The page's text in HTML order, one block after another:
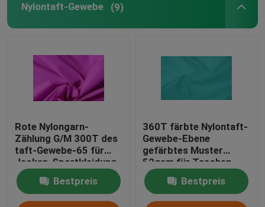
Überzogenes Polyester-Gewebe PVCs
Überzogenes Polyester-Gewebe PUs
PA-Beschichtungs-Gewebe
Polyester-Futter-Gewebe
Garn gefärbt Gewebe
Nylontaft-Gewebe (9)
Rote Nylongarn-
Zählung G/M 300T des
taft-Gewebe-65 für
Jacken-Sportkleidung
Bestpreis
360T färbte Nylontaft-
Gewebe-Ebene
gefärbtes Muster
52gsm für Taschen-
Stoff
Bestpreis